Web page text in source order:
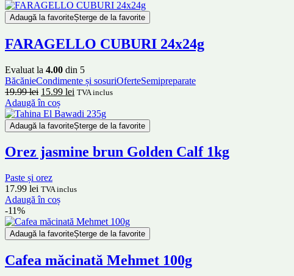
Adaugă la favoriteȘterge de la favorite
FARAGELLO CUBURI 24x24g
Evaluat la 4.00 din 5
BăcănieCondimente și sosuriOferteSemipreparate
19.99lei Prețul
inițial
a
fost:
19.99 lei.
15.99 lei Prețul
este:
15.99 lei.
TVA inclus
Adaugă în coș
Adaugă la favoriteȘterge de la favorite
Orez jasmine brun Golden Calf 1kg
Paste și orez
17.99 lei TVA inclus
Adaugă în coș
-11%
Adaugă la favoriteȘterge de la favorite
Cafea măcinată Mehmet 100g